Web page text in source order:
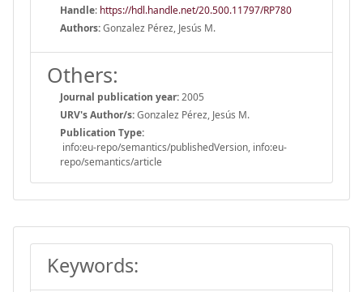
Handle: https://hdl.handle.net/20.500.11797/RP780
Authors:Gonzalez Pérez, Jesús M.
Others:
Journal publication year:2005
URV's Author/s:Gonzalez Pérez, Jesús M.
Publication Type:
info:eu-repo/semantics/publishedVersion, info:eu-
repo/semantics/article
Keywords: